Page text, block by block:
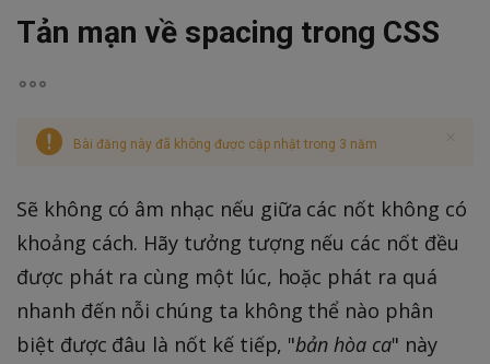
Tản mạn về spacing trong CSS
Bài đăng này đã không được cập nhật trong 3 năm
Sẽ không có âm nhạc nếu giữa các nốt không có
khoảng cách. Hãy tưởng tượng nếu các nốt đều
được phát ra cùng một lúc, hoặc phát ra quá
nhanh đến nỗi chúng ta không thể nào phân
biệt được đâu là nốt kế tiếp, "bản hòa ca" này